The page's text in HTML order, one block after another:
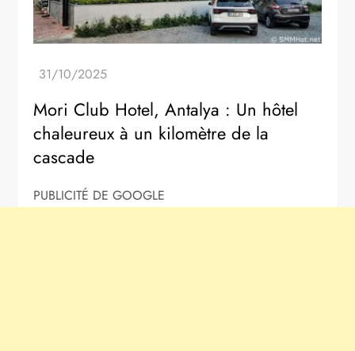
Mori Club Hotel, Antalya : Un hôtel
chaleureux à un kilomètre de la
cascade
PUBLICITÉ DE GOOGLE